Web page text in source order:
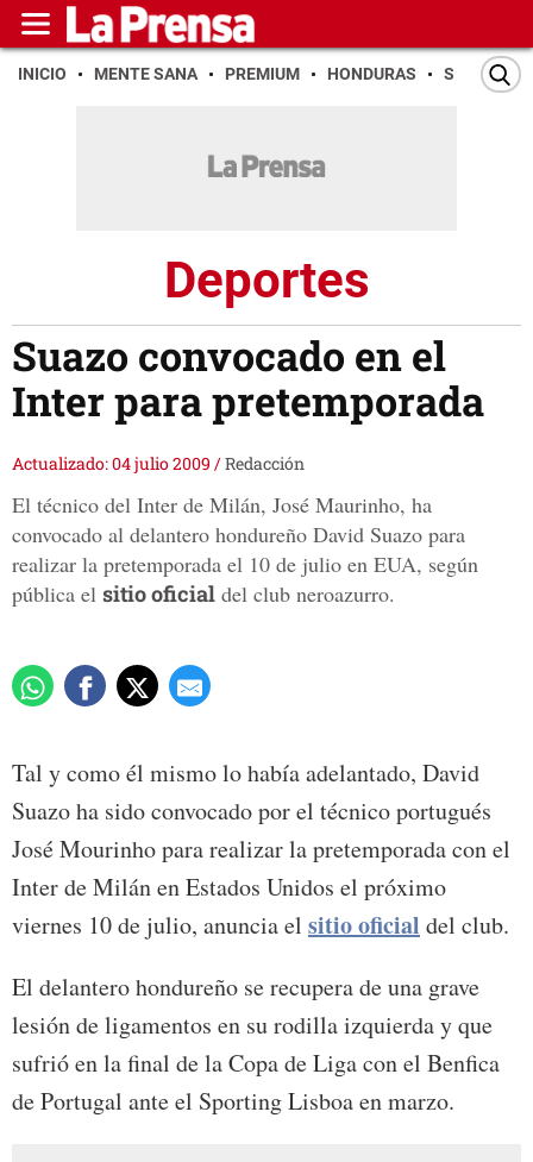
INICIO MENTE SANA PREMIUM HONDURAS SAN PEDRO
Deportes
Suazo convocado en el
Inter para pretemporada
Actualizado: 04 julio 2009 /Redacción
El técnico del Inter de Milán, José Maurinho, ha
convocado al delantero hondureño David Suazo para
realizar la pretemporada el 10 de julio en EUA, según
pública el sitio oficial del club neroazurro.
Tal y como él mismo lo había adelantado, David
Suazo ha sido convocado por el técnico portugués
José Mourinho para realizar la pretemporada con el
Inter de Milán en Estados Unidos el próximo
viernes 10 de julio, anuncia el sitio oficial del club.
El delantero hondureño se recupera de una grave
lesión de ligamentos en su rodilla izquierda y que
sufrió en la final de la Copa de Liga con el Benfica
de Portugal ante el Sporting Lisboa en marzo.